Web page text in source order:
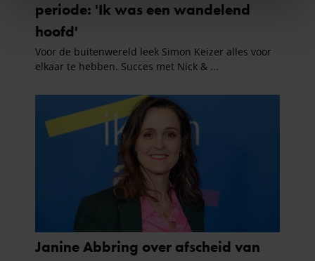
We gebruiken cookies om content en advertenties te
personaliseren, om functies voor social media te bieden
en om ons websiteverkeer te analyseren. Ook delen we
informatie over uw gebruik van onze site met onze
partners kunnen deze gegevens combineren met andere
informatie die u aan ze heeft verstrekt of die ze hebben
verzameld op basis van uw gebruik van hun services. U
gaat akkoord met onze cookies als u onze website blijft